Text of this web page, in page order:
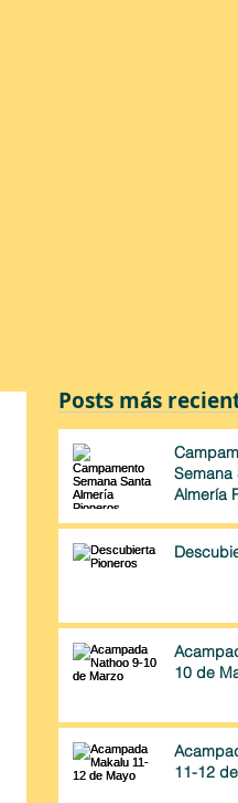
Posts más
Semana
Almería
10 de
11-12